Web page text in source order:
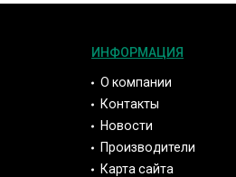
ИНФОРМАЦИЯ
О компании
Контакты
Новости
Производители
Карта сайта